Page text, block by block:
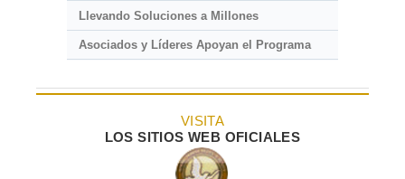
Llevando Soluciones a Millones
Asociados y Líderes Apoyan el Programa
VISITA
LOS SITIOS WEB OFICIALES